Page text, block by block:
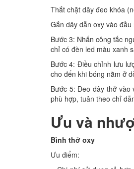
Thắt chặt dây đeo khóa
Gắn dây dẫn oxy vào
Bước 3: Nhấn công tắc
chỉ có đèn led màu xanh
Bước 4: Điều chỉnh lưu
cho đến khi bóng nằm ở
Bước 5: Đeo dây thở vào
phù hợp, tuân theo chỉ
Ưu và
Bình thở oxy
Ưu điểm: